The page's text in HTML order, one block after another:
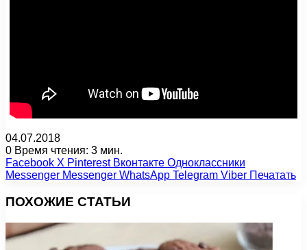
04.07.2018
0 Время чтения: 3 мин.
Facebook X Pinterest Вконтакте Одноклассники
Messenger Messenger WhatsApp Telegram Viber Печатать
ПОХОЖИЕ СТАТЬИ